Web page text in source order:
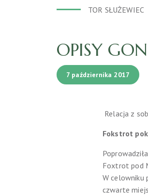
TOR SŁUŻEWIEC
OPISY
7 października 2017
Relacja z
Fokstrot
Foxtrot pod
W celowniku
czwarte